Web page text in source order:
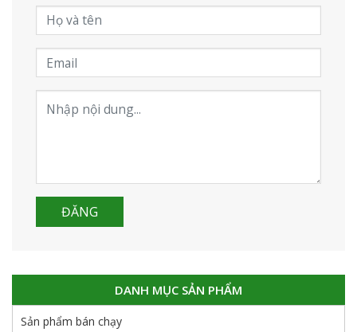
DANH MỤC SẢN PHẨM
Sản phẩm bán chạy